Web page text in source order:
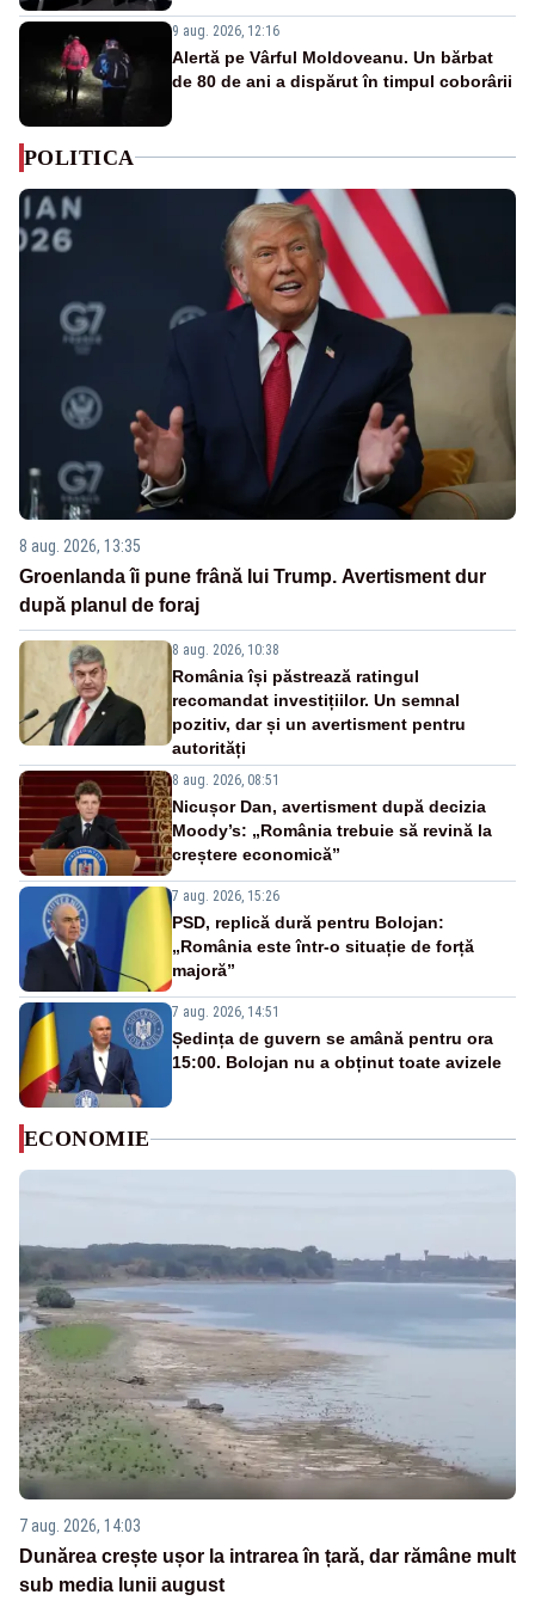
9 aug. 2026, 12:16
Alertă pe Vârful Moldoveanu. Un bărbat
de 80 de ani a dispărut în timpul coborârii
POLITICA
8 aug. 2026, 13:35
Groenlanda îi pune frână lui Trump. Avertisment dur
după planul de foraj
8 aug. 2026, 10:38
România își păstrează ratingul
recomandat investițiilor. Un semnal
pozitiv, dar și un avertisment pentru
autorități
8 aug. 2026, 08:51
Nicușor Dan, avertisment după decizia
Moody’s: „România trebuie să revină la
creștere economică”
7 aug. 2026, 15:26
PSD, replică dură pentru Bolojan:
„România este într-o situație de forță
majoră”
7 aug. 2026, 14:51
Ședința de guvern se amână pentru ora
15:00. Bolojan nu a obținut toate avizele
ECONOMIE
7 aug. 2026, 14:03
Dunărea crește ușor la intrarea în țară, dar rămâne mult
sub media lunii august